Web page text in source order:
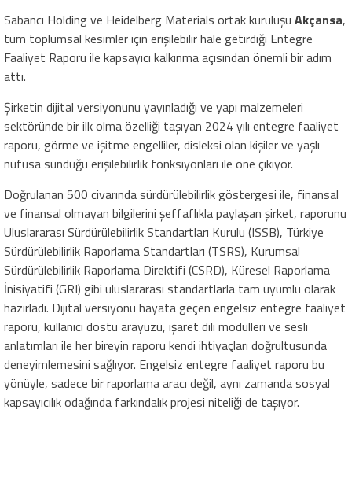
Sabancı Holding ve Heidelberg Materials ortak kuruluşu Akçansa,
tüm toplumsal kesimler için erişilebilir hale getirdiği Entegre
Faaliyet Raporu ile kapsayıcı kalkınma açısından önemli bir adım
attı.
Şirketin dijital versiyonunu yayınladığı ve yapı malzemeleri
sektöründe bir ilk olma özelliği taşıyan 2024 yılı entegre faaliyet
raporu, görme ve işitme engelliler, disleksi olan kişiler ve yaşlı
nüfusa sunduğu erişilebilirlik fonksiyonları ile öne çıkıyor.
Doğrulanan 500 civarında sürdürülebilirlik göstergesi ile, finansal
ve finansal olmayan bilgilerini şeffaflıkla paylaşan şirket, raporunu
Uluslararası Sürdürülebilirlik Standartları Kurulu (ISSB), Türkiye
Sürdürülebilirlik Raporlama Standartları (TSRS), Kurumsal
Sürdürülebilirlik Raporlama Direktifi (CSRD), Küresel Raporlama
İnisiyatifi (GRI) gibi uluslararası standartlarla tam uyumlu olarak
hazırladı. Dijital versiyonu hayata geçen engelsiz entegre faaliyet
raporu, kullanıcı dostu arayüzü, işaret dili modülleri ve sesli
anlatımları ile her bireyin raporu kendi ihtiyaçları doğrultusunda
deneyimlemesini sağlıyor. Engelsiz entegre faaliyet raporu bu
yönüyle, sadece bir raporlama aracı değil, aynı zamanda sosyal
kapsayıcılık odağında farkındalık projesi niteliği de taşıyor.